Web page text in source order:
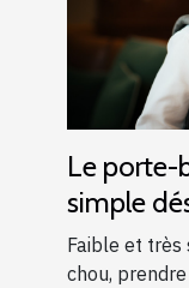
Le porte-
simple
Faible et très
chou,